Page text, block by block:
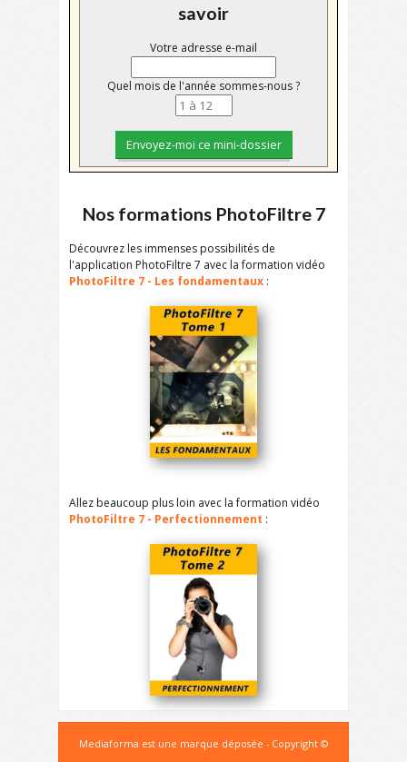
savoir
Votre adresse e-mail
Quel mois de l'année sommes-nous ?
Nos formations PhotoFiltre 7
Découvrez les immenses possibilités de
l'application PhotoFiltre 7 avec la formation vidéo
PhotoFiltre 7 - Les fondamentaux :
Allez beaucoup plus loin avec la formation vidéo
PhotoFiltre 7 - Perfectionnement :
Mediaforma est une marque déposée - Copyright ©